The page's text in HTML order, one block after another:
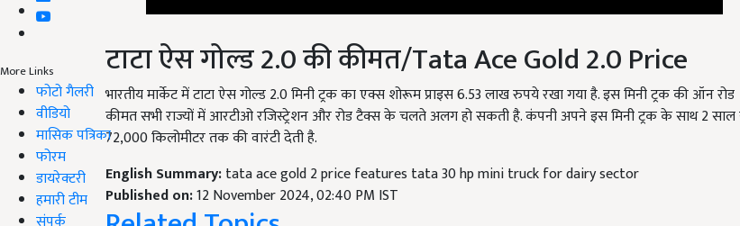
More Links
फोटो गैलरी
वीडियो
मासिक पत्रिका
फोरम
डायरेक्टरी
हमारी टीम
टाटा ऐस गोल्ड 2.0 की कीमत/Tata Ace Gold 2.0 Price
भारतीय मार्केट में टाटा ऐस गोल्ड 2.0 मिनी ट्रक का एक्स शोरूम प्राइस 6.53 लाख रुपये रखा गया है. इस मिनी ट्रक की ऑन रोड
कीमत सभी राज्यों में आरटीओ रजिस्ट्रेशन और रोड टैक्स के चलते अलग हो सकती है. कंपनी अपने इस मिनी ट्रक के साथ 2 साल या
72,000 किलोमीटर तक की वारंटी देती है.
English Summary:
Published on:12 November 2024, 02:40 PM IST
Related Topics